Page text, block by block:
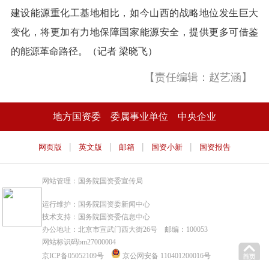
建设能源重化工基地相比，如今山西的战略地位发生巨大
变化，将更加有力地保障国家能源安全，提供更多可借鉴
的能源革命路径。（记者 梁晓飞）
【责任编辑：赵艺涵】
地方国资委 委属事业单位 中央企业
网页版 | 英文版 | 邮箱 | 国资小新 | 国资报告
网站管理：国务院国资委宣传局
运行维护：国务院国资委新闻中心
技术支持：国务院国资委信息中心
办公地址：北京市宣武门西大街26号 邮编：100053
网站标识码bm27000004
京ICP备05052109号
京公网安备 110401200016号